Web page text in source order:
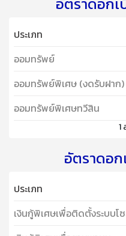
ประเภท
ออมทรัพย์
ออมทรัพย์พิเศษ (งดรับฝาก)
ออมทรัพย์พิเศษทวีสิน
1
อัตราดอ
ประเภท
เงินกู้พิเศษเพื่อติดตั้งระบบโ